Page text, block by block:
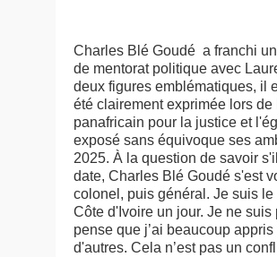
Charles Blé Goudé a franchi
de mentorat politique avec
deux figures emblématiques, il
été clairement exprimée lors
panafricain pour la justice et
exposé sans équivoque ses
2025. À la question de savoir
date, Charles Blé Goudé s'est
colonel, puis général. Je suis
Côte d'Ivoire un jour. Je ne
pense que j’ai beaucoup
d'autres. Cela n’est pas un